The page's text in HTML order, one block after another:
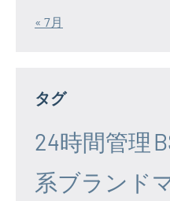
« 7月
タグ
24時間管理
系ブランド